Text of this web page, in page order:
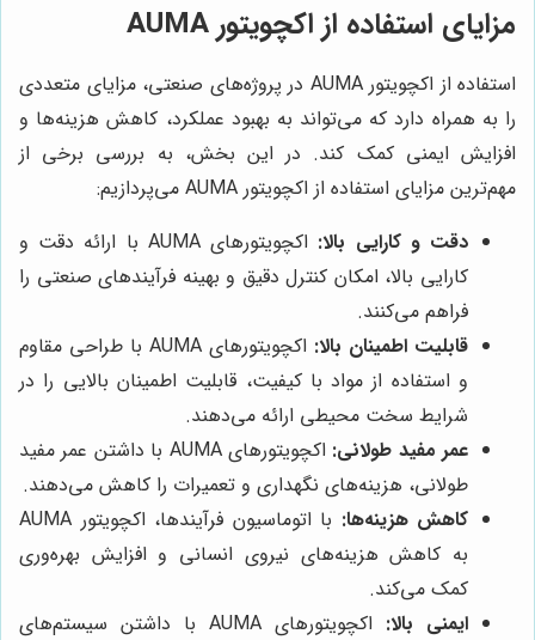
مزایای استفاده از اکچویتور AUMA
استفاده از اکچویتور AUMA در پروژه‌های صنعتی، مزایای متعددی
را به همراه دارد که می‌تواند به بهبود عملکرد، کاهش هزینه‌ها و
افزایش ایمنی کمک کند. در این بخش، به بررسی برخی از
مهم‌ترین مزایای استفاده از اکچویتور AUMA می‌پردازیم:
دقت و کارایی بالا:
اکچویتورهای AUMA با ارائه دقت و
کارایی بالا، امکان کنترل دقیق و بهینه فرآیندهای صنعتی را
فراهم می‌کنند.
قابلیت اطمینان بالا:
اکچویتورهای AUMA با طراحی مقاوم
و استفاده از مواد با کیفیت، قابلیت اطمینان بالایی را در
شرایط سخت محیطی ارائه می‌دهند.
عمر مفید طولانی:
اکچویتورهای AUMA با داشتن عمر مفید
طولانی، هزینه‌های نگهداری و تعمیرات را کاهش می‌دهند.
کاهش هزینه‌ها:
با اتوماسیون فرآیندها، اکچویتور AUMA
به کاهش هزینه‌های نیروی انسانی و افزایش بهره‌وری
کمک می‌کند.
ایمنی بالا:
اکچویتورهای AUMA با داشتن سیستم‌های